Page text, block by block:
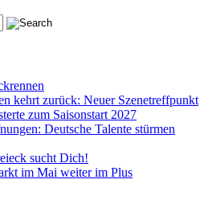
kehrt zurück: Neuer Szenetreffpunkt
zum Saisonstart 2027
Deutsche Talente stürmen
sucht Dich!
im Mai weiter im Plus